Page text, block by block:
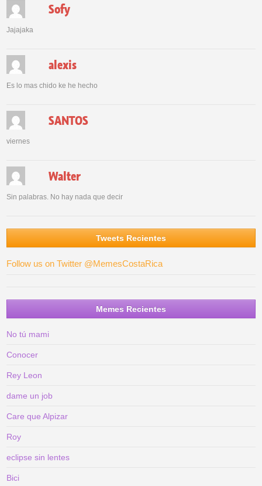
Sofy
Jajajaka
alexis
Es lo mas chido ke he hecho
SANTOS
viernes
Walter
Sin palabras. No hay nada que decir
Tweets Recientes
Follow us on Twitter @MemesCostaRica
Memes Recientes
No tú mami
Conocer
Rey Leon
dame un job
Care que Alpizar
Roy
eclipse sin lentes
Bici